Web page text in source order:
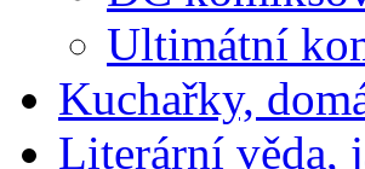
Ultimátní
Kuchařky,
Literární věda,